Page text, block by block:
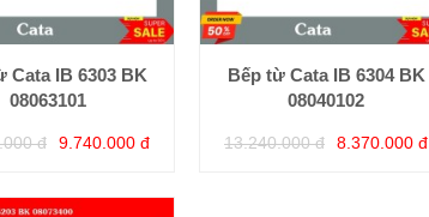
Cata IB 6303 BK
08063101
đ 9.740.000 đ
Bếp từ Cata IB 6304 BK
08040102
13.240.000 đ 8.370.000 đ